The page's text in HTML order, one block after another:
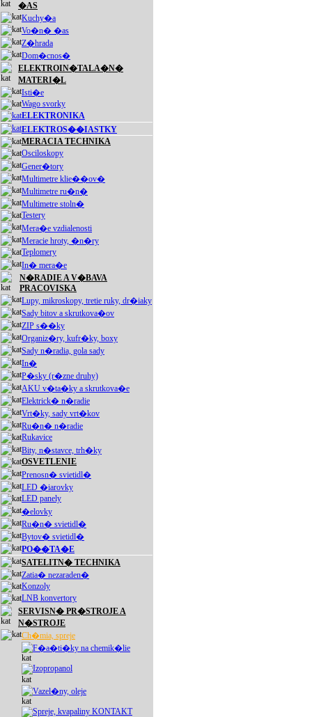
�AS
Kuchy�a
Vo�n� �as
Z�hrada
Dom�cnos�
ELEKTROIN�TALA�N�
MATERI�L
Isti�e
Wago svorky
ELEKTRONIKA
ELEKTROS��IASTKY
MERACIA TECHNIKA
Osciloskopy
Gener�tory
Multimetre klie��ov�
Multimetre ru�n�
Multimetre stoln�
Testery
Mera�e vzdialenosti
Meracie hroty, �n�ry
Teplomery
In� mera�e
N�RADIE A V�BAVA
PRACOVISKA
Lupy, mikroskopy, tretie ruky, dr�iaky
Sady bitov a skrutkova�ov
ZIP s��ky
Organiz�ry, kufr�ky, boxy
Sady n�radia, gola sady
In�
P�sky (r�zne druhy)
AKU v�ta�ky a skrutkova�e
Elektrick� n�radie
Vrt�ky, sady vrt�kov
Ru�n� n�radie
Rukavice
Bity, n�stavce, trh�ky
OSVETLENIE
Prenosn� svietidl�
LED �iarovky
LED panely
�elovky
Ru�n� svietidl�
Bytov� svietidl�
PO��TA�E
SATELITN� TECHNIKA
Zatia� nezaraden�
Konzoly
LNB konvertory
SERVISN� PR�STROJE A
N�STROJE
Ch�mia, spreje
F�a�ti�ky na chemik�lie
Izopropanol
Vazel�ny, oleje
Spreje, kvapaliny KONTAKT